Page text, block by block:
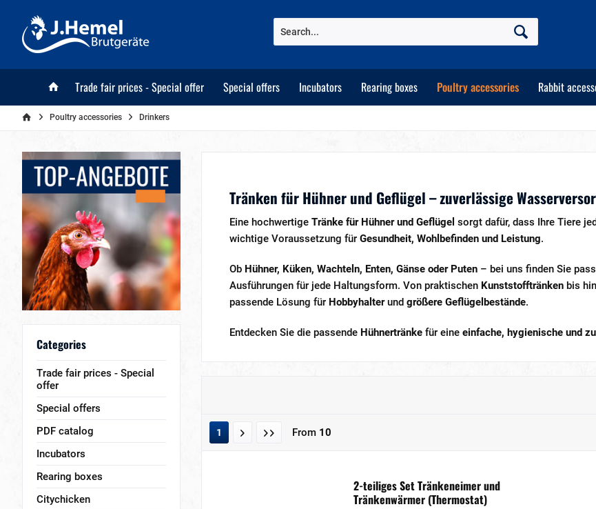
Trade fair prices - Special offer Special offers Incubators Rearing boxes Poultry accessories Rabbit
Poultry accessories Drinkers
Categories
Trade fair prices - Special
offer
Special offers
PDF catalog
Incubators
Rearing boxes
Citychicken
Tränken für Hühner und Geflügel – zuverlässige
Eine hochwertige Tränke für Hühner und Geflügel sorgt dafür, dass Ihre Tiere
wichtige Voraussetzung für Gesundheit, Wohlbefinden und Leistung.
Ob Hühner, Küken, Wachteln, Enten, Gänse oder Puten – bei uns finden Sie
Ausführungen für jede Haltungsform. Von praktischen Kunststofftränken bis
passende Lösung für Hobbyhalterund größere Geflügelbestände.
Entdecken Sie die passende Hühnertränke für eine einfache, hygienische und
1 From 10
2-teiliges Set Tränkeneimer und
Tränkenwärmer (Thermostat)